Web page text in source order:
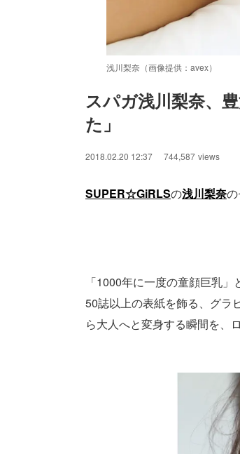
浅川梨奈（画像提供：avex）
スパガ浅川梨奈、
た」
2018.02.20 12:37 744,587 views
SUPER☆GiRLSの浅川梨奈
「1000年に一度の童顔巨乳
50誌以上の表紙を飾る、グラ
ら大人へと変身する瞬間を、